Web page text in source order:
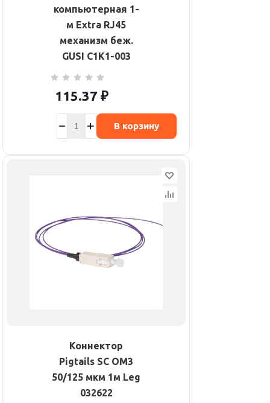
компьютерная 1-
м Extra RJ45
механизм беж.
GUSI С1К1-003
115.37 ₽
В корзину
Коннектор
Pigtails SC OM3
50/125 мкм 1м Leg
032622